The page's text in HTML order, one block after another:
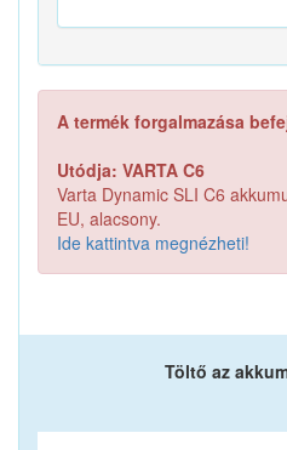
A termék forgalmazása
Utódja: VARTA C6
Varta Dynamic SLI C6
EU, alacsony.
Ide kattintva megnézheti!
Töltő az